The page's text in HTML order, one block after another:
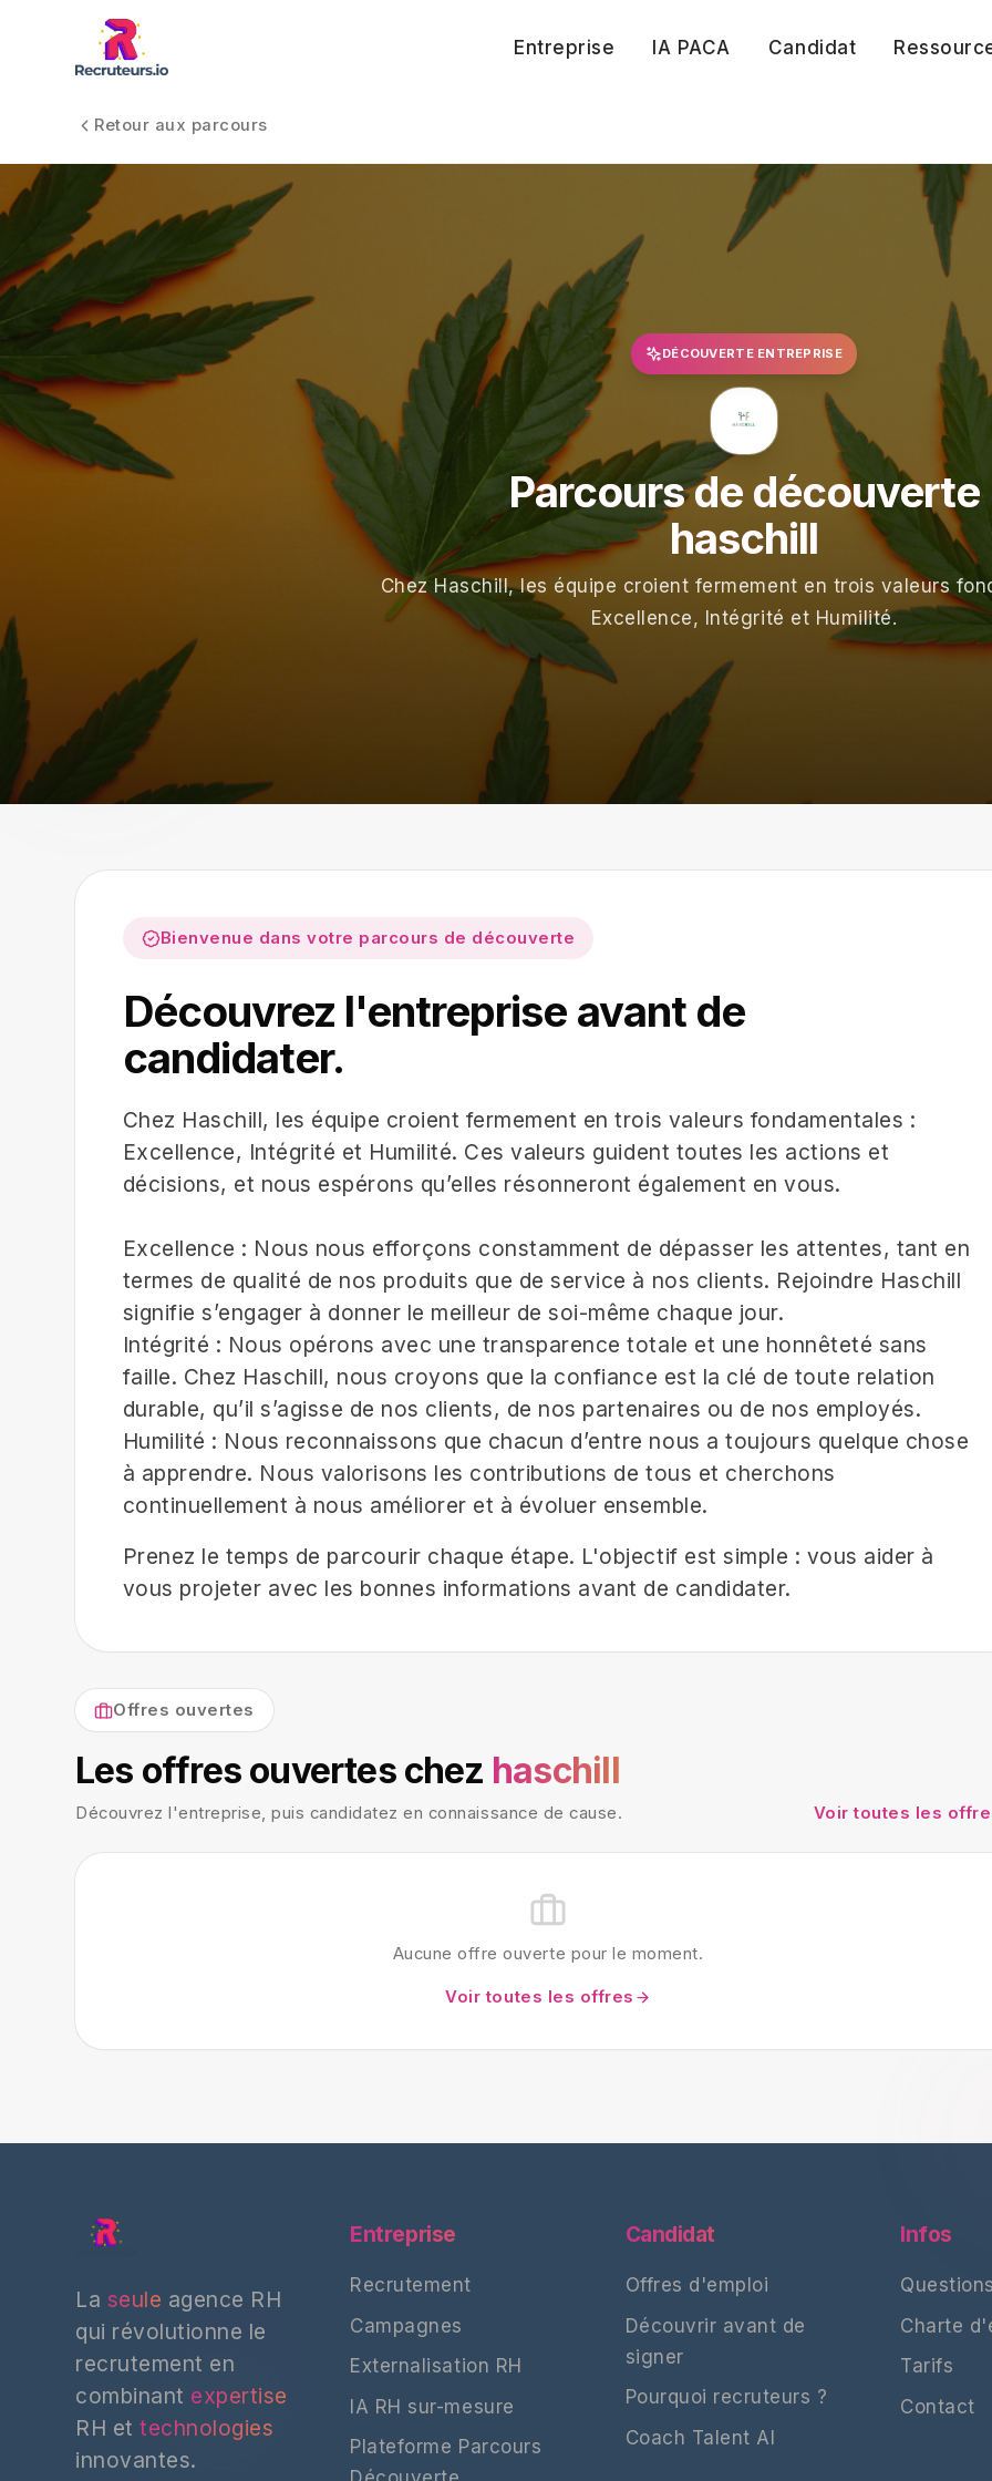
Entreprise IA PACA Candidat
Retour aux parcours
DÉCOUVERTE ENTREPRISE
Parcours de découverte
haschill
Chez Haschill, les équipe croient fermement en trois valeurs
Excellence, Intégrité et Humilité.
Bienvenue dans votre parcours de découverte
Découvrez l'entreprise avant de
candidater.
Chez Haschill, les équipe croient fermement en trois valeurs fondamentales :
Excellence, Intégrité et Humilité. Ces valeurs guident toutes les actions et
décisions, et nous espérons qu’elles résonneront également en vous.
Excellence : Nous nous efforçons constamment de dépasser les attentes, tant en
termes de qualité de nos produits que de service à nos clients. Rejoindre Haschill
signifie s’engager à donner le meilleur de soi-même chaque jour.
Intégrité : Nous opérons avec une transparence totale et une honnêteté sans
faille. Chez Haschill, nous croyons que la confiance est la clé de toute relation
durable, qu’il s’agisse de nos clients, de nos partenaires ou de nos employés.
Humilité : Nous reconnaissons que chacun d’entre nous a toujours quelque chose
à apprendre. Nous valorisons les contributions de tous et cherchons
Prenez le temps de parcourir chaque étape. L'objectif est simple : vous aider à
vous projeter avec les bonnes informations avant de candidater.
Offres ouvertes
Les offres ouvertes chez haschill
Découvrez l'entreprise, puis candidatez en connaissance de cause. Voir toutes les
Aucune offre ouverte pour le moment.
Voir toutes les offres
La seule agence RH
qui révolutionne le
recrutement en
combinant expertise
RH ettechnologies
innovantes.
Entreprise
Recrutement
Campagnes
Externalisation RH
IA RH sur-mesure
Plateforme Parcours
Candidat
Offres d'emploi
Découvrir avant de
signer
Pourquoi recruteurs ?
Coach Talent AI
Infos
Charte
Tarifs
Contact